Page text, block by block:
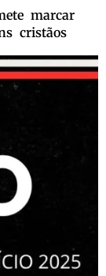
marcar
cristãos